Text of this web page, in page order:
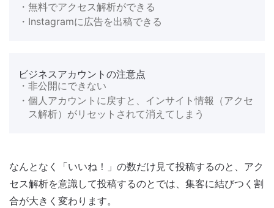
・無料でアクセス解析ができる
・Instagramに広告を出稿できる
ビジネスアカウントの注意点
・非公開にできない
・個人アカウントに戻すと、インサイト情報（アクセ
ス解析）がリセットされて消えてしまう
なんとなく「いいね！」の数だけ見て投稿するのと、アク
セス解析を意識して投稿するのとでは、集客に結びつく割
合が大きく変わります。